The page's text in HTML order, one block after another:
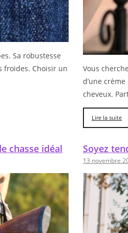
Sa robustesse
froides. Choisir un
Vous
d’une
cheveux.
Lire la suite
chasse idéal Soyez
13 novembre